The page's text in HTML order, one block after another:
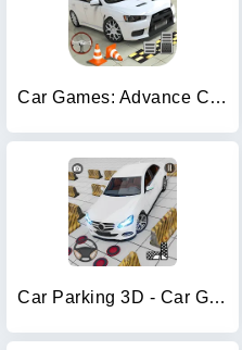
Car Games: Advance Car Parking
Car Parking 3D - Car Games 3D